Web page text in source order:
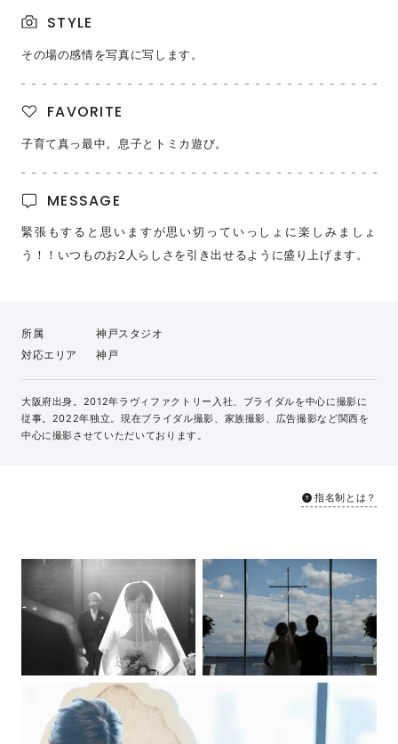
STYLE
その場の感情を写真に写します。
FAVORITE
子育て真っ最中。息子とトミカ遊び。
MESSAGE
緊張もすると思いますが思い切っていっしょに楽しみましょ
う！！いつものお2人らしさを引き出せるように盛り上げます。
所属
神戸スタジオ
対応エリア
神戸
大阪府出身。2012年ラヴィファクトリー入社、ブライダルを中心に撮影に
従事。2022年独立。現在ブライダル撮影、家族撮影、広告撮影など関西を
中心に撮影させていただいております。
指名制とは？